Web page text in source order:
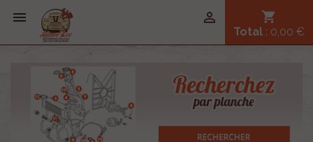
 shopping_cart
Total : 0,00 €
